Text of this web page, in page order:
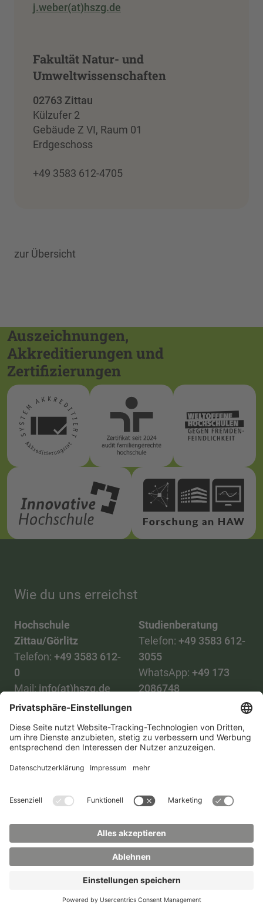
j.weber(at)hszg.de
Fakultät Natur- und
Umweltwissenschaften
02763 Zittau
Külzufer 2
Gebäude Z VI, Raum 01
Erdgeschoss
+49 3583 612-4705
zur Übersicht
Auszeichnungen,
Akkreditierungen und
Zertifizierungen
Wie du uns erreichst
Hochschule
Zittau/Görlitz
Telefon: +49 3583 612-
0
Mail: info(at)hszg.de
Studienberatung
Telefon: +49 3583 612-
3055
WhatsApp: +49 173
2086748
Alle StudiengängeDatenschutz
ImpressumBarrierefreiheitPresse